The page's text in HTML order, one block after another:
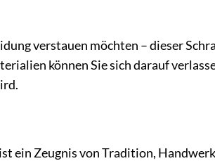
verstauen möchten – dieser
können Sie sich darauf
ein Zeugnis von Tradition,